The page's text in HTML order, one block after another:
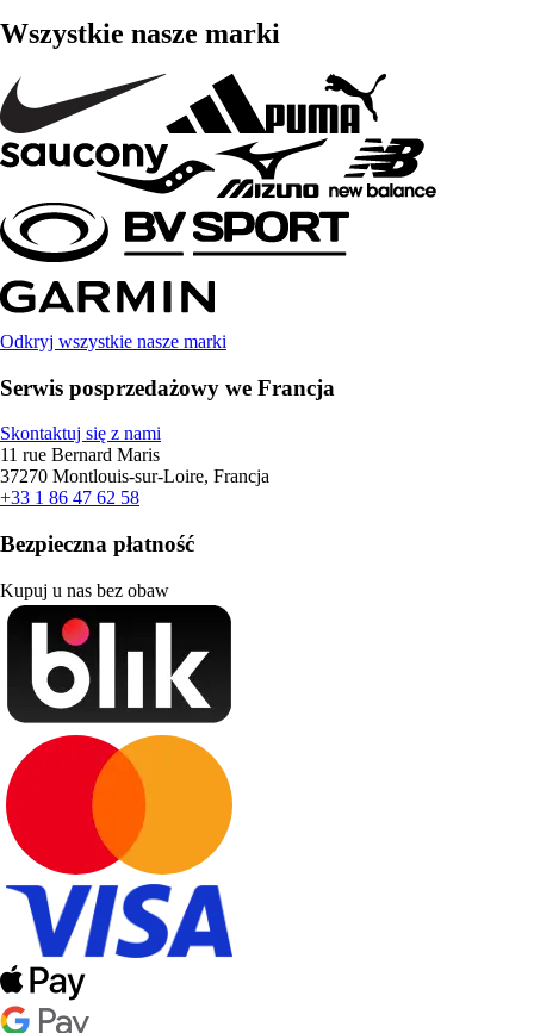
Wszystkie nasze marki
Odkryj wszystkie nasze marki
Serwis posprzedażowy we Francja
Skontaktuj się z nami
11 rue Bernard Maris
37270 Montlouis-sur-Loire, Francja
+33 1 86 47 62 58
Bezpieczna płatność
Kupuj u nas bez obaw